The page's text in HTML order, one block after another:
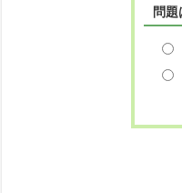
問題